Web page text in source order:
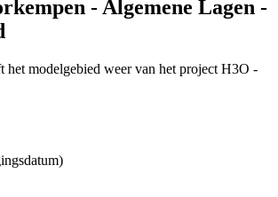
- Algemene Lagen -
het modelgebied weer van het project H3O -